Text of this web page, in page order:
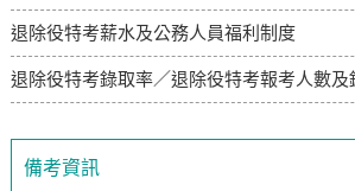
備考資訊
退除役特考薪水及公務人員福利制度
退除役特考錄取率／退除役特考報考人數及